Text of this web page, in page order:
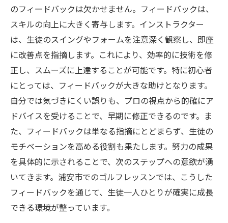
のフィードバックは欠かせません。フィードバックは、
スキルの向上に大きく寄与します。インストラクター
は、生徒のスイングやフォームを注意深く観察し、即座
に改善点を指摘します。これにより、効率的に技術を修
正し、スムーズに上達することが可能です。特に初心者
にとっては、フィードバックが大きな助けとなります。
自分では気づきにくい誤りも、プロの視点から的確にア
ドバイスを受けることで、早期に修正できるのです。ま
た、フィードバックは単なる指摘にとどまらず、生徒の
モチベーションを高める役割も果たします。努力の成果
を具体的に示されることで、次のステップへの意欲が湧
いてきます。浦安市でのゴルフレッスンでは、こうした
フィードバックを通じて、生徒一人ひとりが確実に成長
できる環境が整っています。